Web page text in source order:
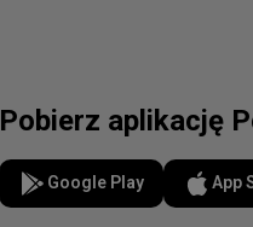
Pobierz aplikację
Google Play App